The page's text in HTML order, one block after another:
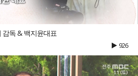
감독 & 백지윤대표
926